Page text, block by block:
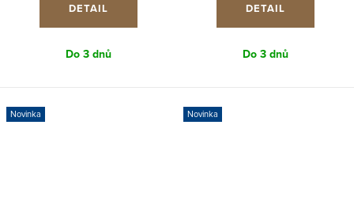
DETAIL
Do 3 dnů
DETAIL
Do 3 dnů
Novinka Novinka